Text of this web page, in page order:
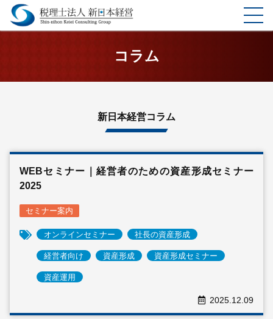
企業理念
お客様の声
事務所案内
コラム
コラム
新日本経営コラム
WEBセミナー｜経営者のための資産形成セミナー
2025
セミナー案内
オンラインセミナー 社長の資産形成
経営者向け 資産形成 資産形成セミナー
資産運用
2025.12.09